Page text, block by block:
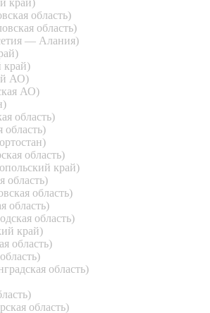
край)
область)
область)
— Алания)
край)
АО)
АО)
область)
область)
область)
край)
область)
область)
область)
область)
край)
область)
область)
область)